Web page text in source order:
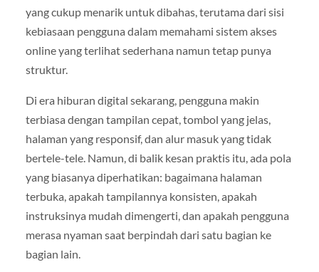
yang cukup menarik untuk dibahas, terutama dari sisi
kebiasaan pengguna dalam memahami sistem akses
online yang terlihat sederhana namun tetap punya
struktur.
Di era hiburan digital sekarang, pengguna makin
terbiasa dengan tampilan cepat, tombol yang jelas,
halaman yang responsif, dan alur masuk yang tidak
bertele-tele. Namun, di balik kesan praktis itu, ada pola
yang biasanya diperhatikan: bagaimana halaman
terbuka, apakah tampilannya konsisten, apakah
instruksinya mudah dimengerti, dan apakah pengguna
merasa nyaman saat berpindah dari satu bagian ke
bagian lain.